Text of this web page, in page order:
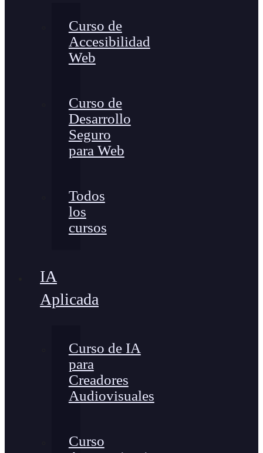
Curso de
Accesibilidad
Web
Curso de
Desarrollo
Seguro
para Web
Todos
los
cursos
IA
Aplicada
Curso de IA
para
Creadores
Audiovisuales
Curso